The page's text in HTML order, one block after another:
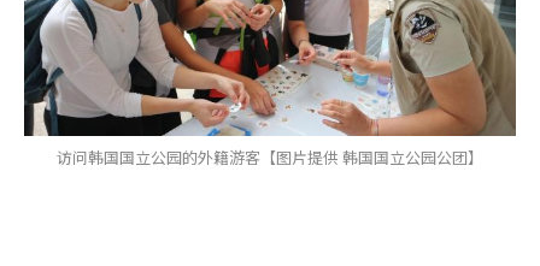
访问韩国国立公园的外籍游客【图片提供 韩国国立公园公团】